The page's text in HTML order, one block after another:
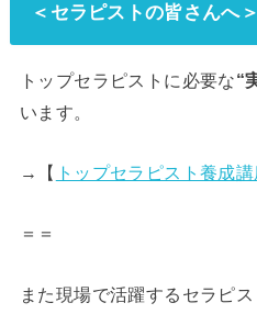
＜セラピストの皆さんへ＞
トップセラピストに必要な“
います。
→【 トップセラピスト養成講
＝＝
また現場で活躍するセラピ